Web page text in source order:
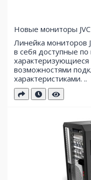
Новые мониторы
Линейка мониторов
в себя доступные
возможностями
характеристиками. ..